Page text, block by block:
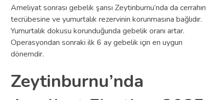
Ameliyat sonrası gebelik şansı Zeytinburnu’nda da cerrahın
tecrübesine ve yumurtalık rezervinin korunmasına bağlıdır.
Yumurtalık dokusu korunduğunda gebelik oranı artar.
Operasyondan sonraki ilk 6 ay gebelik için en uygun
dönemdir.
Zeytinburnu’nda